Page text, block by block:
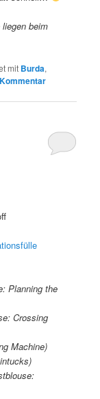
beim
mit Burda,
Planning the
Crossing
Machine)